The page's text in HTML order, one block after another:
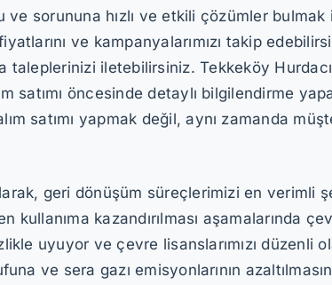
sorununa hızlı ve etkili çözümler
ve kampanyalarımızı takip
taleplerinizi iletebilirsiniz. Tekkeköy
satımı öncesinde detaylı bilgilendirme
satımı yapmak değil, aynı zamanda
geri dönüşüm süreçlerimizi en verimli
kullanıma kazandırılması aşamalarında
uyuyor ve çevre lisanslarımızı düzenli
ve sera gazı emisyonlarının